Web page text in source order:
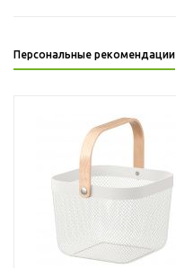
Персональные рекомендации